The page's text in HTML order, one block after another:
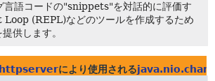
言語コードの"snippets"を対話的に評価す
(REPL)などのツールを作成するため
供します。
により使用される